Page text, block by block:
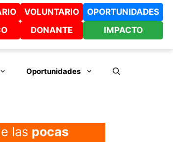
VOLUNTARIO
DONANTE
OPORTUNIDADES
IMPACTO
Oportunidades
las pocas